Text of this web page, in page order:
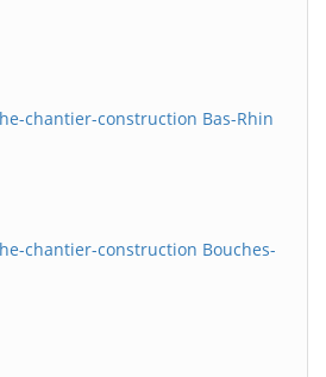
chantier-construction Bas-Rhin
chantier-construction Bouches-